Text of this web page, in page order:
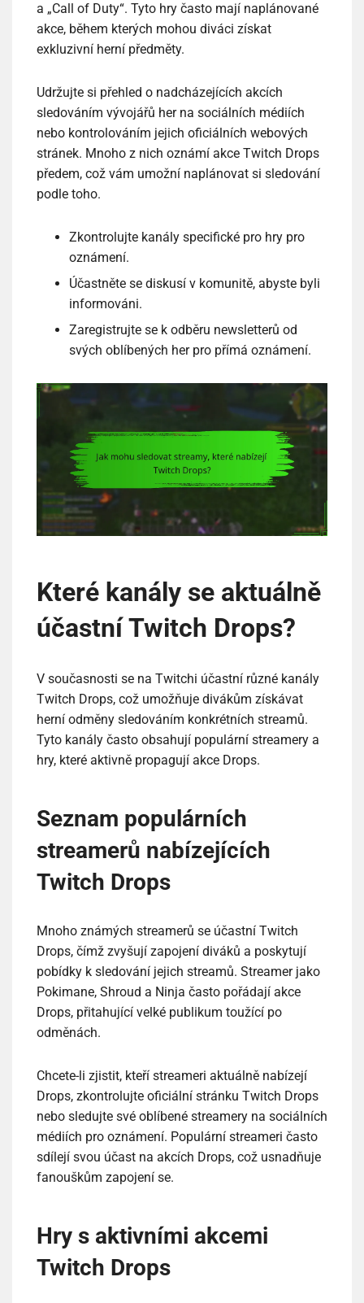
a „Call of Duty“. Tyto hry často mají naplánované
akce, během kterých mohou diváci získat
exkluzivní herní předměty.
Udržujte si přehled o nadcházejících akcích
sledováním vývojářů her na sociálních médiích
nebo kontrolováním jejich oficiálních webových
stránek. Mnoho z nich oznámí akce Twitch Drops
předem, což vám umožní naplánovat si sledování
podle toho.
Zkontrolujte kanály specifické pro hry pro
oznámení.
Účastněte se diskusí v komunitě, abyste byli
informováni.
Zaregistrujte se k odběru newsletterů od
svých oblíbených her pro přímá oznámení.
Které kanály se aktuálně
účastní Twitch Drops?
V současnosti se na Twitchi účastní různé kanály
Twitch Drops, což umožňuje divákům získávat
herní odměny sledováním konkrétních streamů.
Tyto kanály často obsahují populární streamery a
hry, které aktivně propagují akce Drops.
Seznam populárních
streamerů nabízejících
Twitch Drops
Mnoho známých streamerů se účastní Twitch
Drops, čímž zvyšují zapojení diváků a poskytují
pobídky k sledování jejich streamů. Streamer jako
Pokimane, Shroud a Ninja často pořádají akce
Drops, přitahující velké publikum toužící po
odměnách.
Chcete-li zjistit, kteří streameri aktuálně nabízejí
Drops, zkontrolujte oficiální stránku Twitch Drops
nebo sledujte své oblíbené streamery na sociálních
médiích pro oznámení. Populární streameri často
sdílejí svou účast na akcích Drops, což usnadňuje
fanouškům zapojení se.
Hry s aktivními akcemi
Twitch Drops